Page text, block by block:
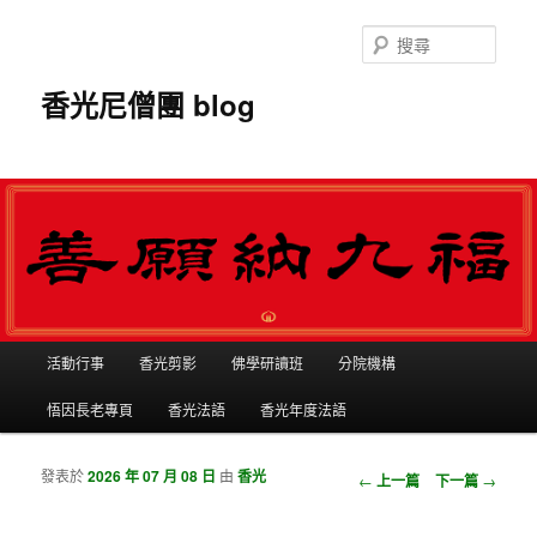
香光尼僧團 blog
尋
跳到主內容
跳到第二內容
活動行事 香光剪影 佛學研讀班 分院機構
悟因長老專頁 香光法語 香光年度法語
瀏覽文章
← 上一篇 下一篇 →
發表於2026 年 07 月 08 日 由香光